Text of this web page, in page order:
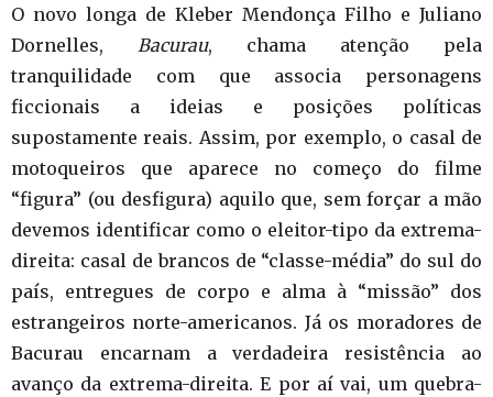
O novo longa de Kleber Mendonça Filho e Juliano
Dornelles, Bacurau, chama atenção pela
tranquilidade com que associa personagens
ficcionais a ideias e posições políticas
supostamente reais. Assim, por exemplo, o casal de
motoqueiros que aparece no começo do filme
“figura” (ou desfigura) aquilo que, sem forçar a mão
devemos identificar como o eleitor-tipo da extrema-
direita: casal de brancos de “classe-média” do sul do
país, entregues de corpo e alma à “missão” dos
estrangeiros norte-americanos. Já os moradores de
Bacurau encarnam a verdadeira resistência ao
avanço da extrema-direita. E por aí vai, um quebra-